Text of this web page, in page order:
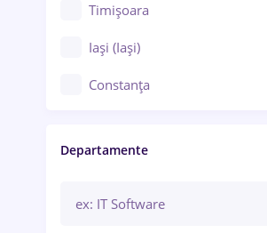
Timișoara
Iași (Iași)
Constanța
Brașov
Bacău
Departamente